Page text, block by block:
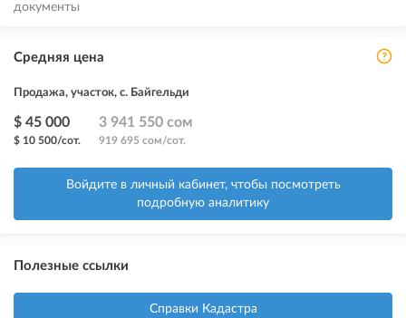
документы
Средняя цена
Продажа, участок, с. Байгельди
$ 45 000
$ 10 500/сот.
3 941 550 сом
919 695 сом/сот.
Войдите в личный кабинет, чтобы посмотреть
подробную аналитику
Полезные ссылки
Справки Кадастра